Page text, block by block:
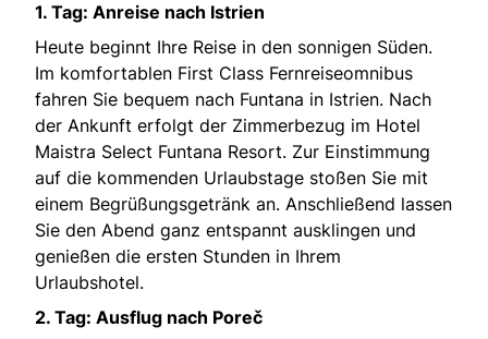
1. Tag: Anreise nach Istrien
Heute beginnt Ihre Reise in den sonnigen Süden.
Im komfortablen First Class Fernreiseomnibus
fahren Sie bequem nach Funtana in Istrien. Nach
der Ankunft erfolgt der Zimmerbezug im Hotel
Maistra Select Funtana Resort. Zur Einstimmung
auf die kommenden Urlaubstage stoßen Sie mit
einem Begrüßungsgetränk an. Anschließend lassen
Sie den Abend ganz entspannt ausklingen und
genießen die ersten Stunden in Ihrem
Urlaubshotel.
2. Tag: Ausflug nach Poreč